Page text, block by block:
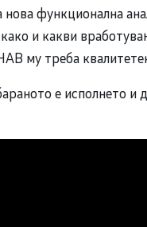
функционална
и какви
му треба
е исполнето и